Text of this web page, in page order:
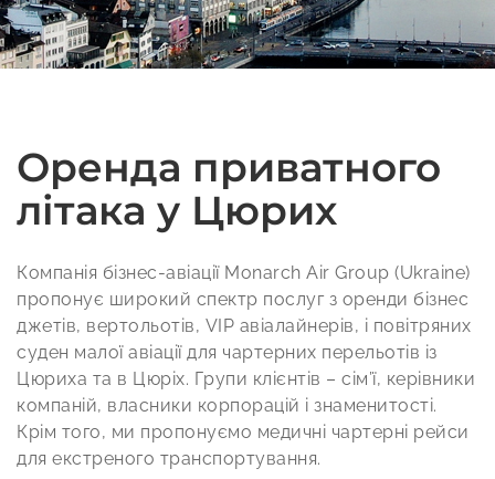
Оренда приватного
літака у Цюрих
Компанія бізнес-авіації Monarch Air Group (Ukraine)
пропонує широкий спектр послуг з оренди бізнес
джетів, вертольотів, VIP авіалайнерів, і повітряних
суден малої авіації для чартерних перельотів із
Цюриха та в Цюріх. Групи клієнтів – сім’ї, керівники
компаній, власники корпорацій і знаменитості.
Крім того, ми пропонуємо медичні чартерні рейси
для екстреного транспортування.